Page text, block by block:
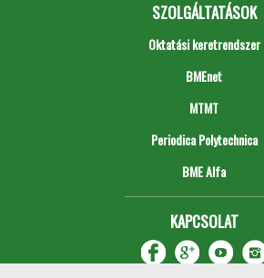
SZOLGÁLTATÁSOK
Oktatási keretrendszer
BMEnet
MTMT
Periodica Polytechnica
BME Alfa
KAPCSOLAT